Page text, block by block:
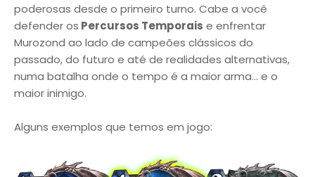
poderosas desde o primeiro turno. Cabe a você
defender os Percursos Temporais e enfrentar
Murozond ao lado de campeões clássicos do
passado, do futuro e até de realidades alternativas,
numa batalha onde o tempo é a maior arma… e o
maior inimigo.
Alguns exemplos que temos em jogo: